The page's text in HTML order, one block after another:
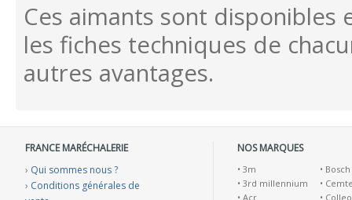
Ces aimants sont disponibles
les fiches techniques de
autres avantages.
FRANCE MARÉCHALERIE
› Qui sommes nous ?
› Conditions générales de
NOS MARQUES
• 3m
• 3rd millennium
• Acr
• Bosch
•
•